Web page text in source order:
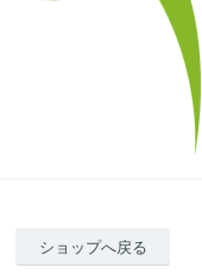
ショップへ戻る